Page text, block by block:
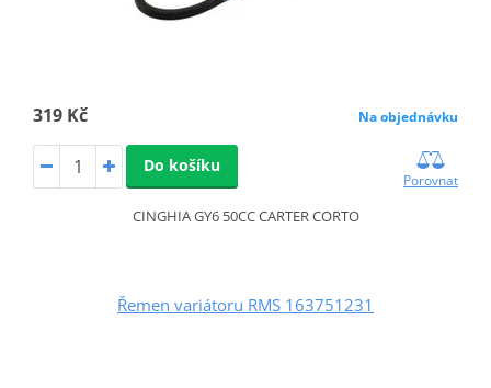
319 Kč Na objednávku
Do košíku
Porovnat
CINGHIA GY6 50CC CARTER CORTO
Řemen variátoru RMS 163751231